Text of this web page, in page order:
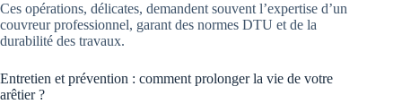
Ces opérations, délicates, demandent souvent l’expertise d’un
couvreur professionnel, garant des normes DTU et de la
durabilité des travaux.
Entretien et prévention : comment prolonger la vie de votre
arêtier ?